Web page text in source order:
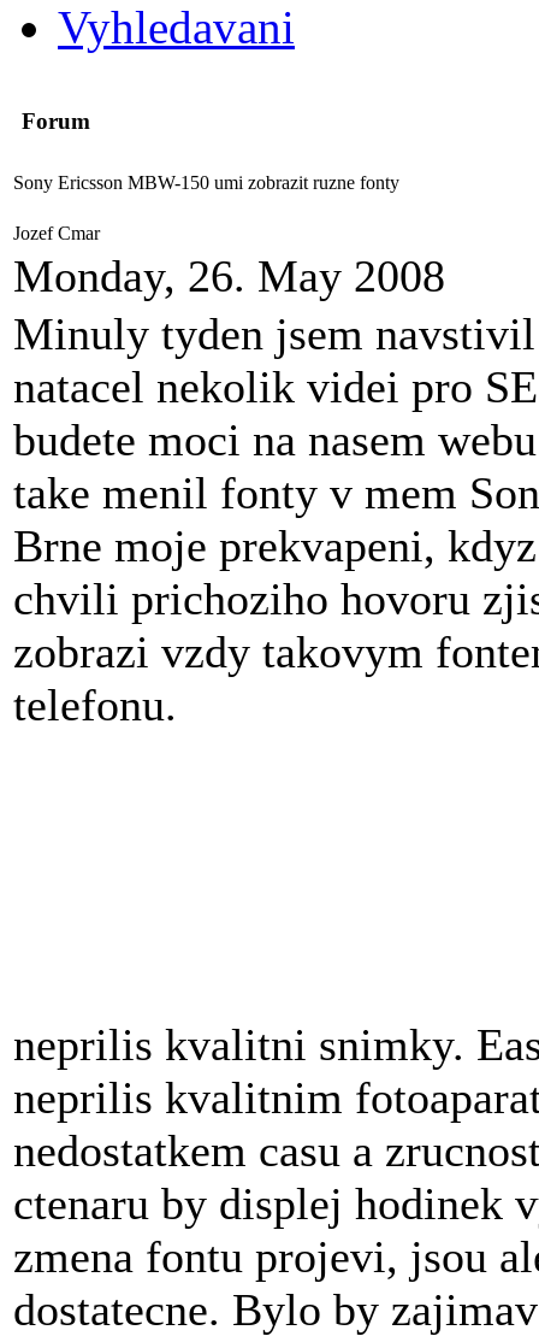
Vyhledavani
Forum
Sony Ericsson MBW-150 umi zobrazit ruzne fonty
Jozef Cmar
Monday, 26. May 2008
Minuly tyden jsem
natacel nekolik videi pro
budete moci na nasem
take menil fonty v mem
Brne moje prekvapeni,
chvili prichoziho hovoru
zobrazi vzdy takovym
telefonu.
neprilis kvalitni snimky.
neprilis kvalitnim
nedostatkem casu a
ctenaru by displej hodinek
zmena fontu projevi, jsou
dostatecne. Bylo by